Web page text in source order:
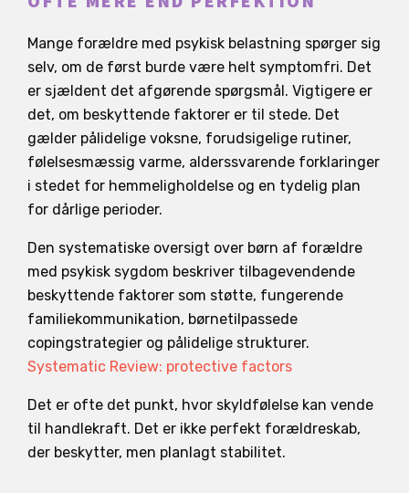
Mange forældre med psykisk belastning spørger sig
selv, om de først burde være helt symptomfri. Det
er sjældent det afgørende spørgsmål. Vigtigere er
det, om beskyttende faktorer er til stede. Det
gælder pålidelige voksne, forudsigelige rutiner,
følelsesmæssig varme, alderssvarende forklaringer
i stedet for hemmeligholdelse og en tydelig plan
for dårlige perioder.
Den systematiske oversigt over børn af forældre
med psykisk sygdom beskriver tilbagevendende
beskyttende faktorer som støtte, fungerende
familiekommunikation, børnetilpassede
copingstrategier og pålidelige strukturer.
Systematic Review: protective factors
Det er ofte det punkt, hvor skyldfølelse kan vende
til handlekraft. Det er ikke perfekt forældreskab,
der beskytter, men planlagt stabilitet.